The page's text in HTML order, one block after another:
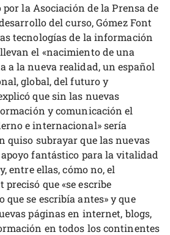
la Asociación de la Prensa de
del curso, Gómez Font
tecnologías de la información
el «nacimiento de una
a la nueva realidad, un español
global, del futuro y
que sin las nuevas
y comunicación el
e internacional» sería
quiso subrayar que las nuevas
fantástico para la vitalidad
entre ellas, cómo no, el
precisó que «se escribe
que se escribía antes» y que
páginas en internet, blogs,
en todos los continentes